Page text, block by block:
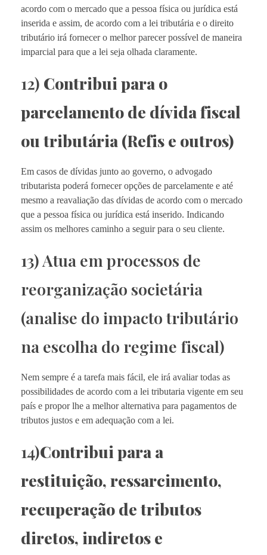
acordo com o mercado que a pessoa física ou jurídica está
inserida e assim, de acordo com a lei tributária e o direito
tributário irá fornecer o melhor parecer possível de maneira
imparcial para que a lei seja olhada claramente.
12) Contribui para o
parcelamento de dívida fiscal
ou tributária (Refis e outros)
Em casos de dívidas junto ao governo, o advogado
tributarista poderá fornecer opções de parcelamente e até
mesmo a reavaliação das dívidas de acordo com o mercado
que a pessoa física ou jurídica está inserido. Indicando
assim os melhores caminho a seguir para o seu cliente.
13) Atua em processos de
reorganização societária
(analise do impacto tributário
na escolha do regime fiscal)
Nem sempre é a tarefa mais fácil, ele irá avaliar todas as
possibilidades de acordo com a lei tributaria vigente em seu
país e propor lhe a melhor alternativa para pagamentos de
tributos justos e em adequação com a lei.
14)Contribui para a
restituição, ressarcimento,
recuperação de tributos
diretos, indiretos e